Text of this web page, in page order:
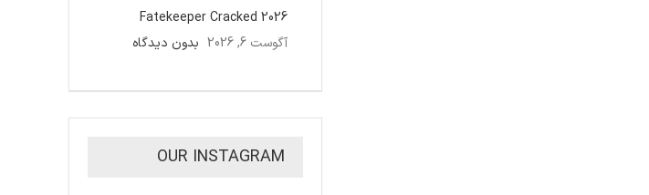
Fatekeeper Cracked 2026
آگوست 6, 2026
بدون دیدگاه
OUR INSTAGRAM